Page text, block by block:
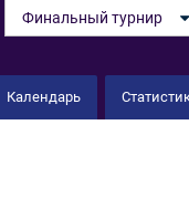
Финальный турнир
Календарь